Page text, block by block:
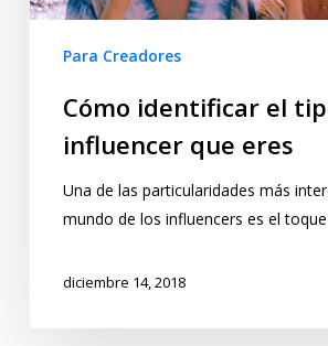
Para Creadores
Cómo identificar el
influencer que eres
Una de las particularidades más
mundo de los influencers es el
diciembre 14, 2018